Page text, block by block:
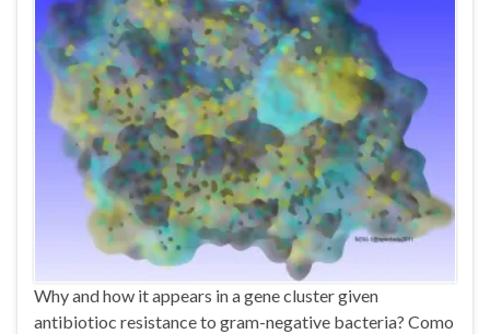
Why and how it appears in a gene cluster given
antibiotioc resistance to gram-negative bacteria? Como